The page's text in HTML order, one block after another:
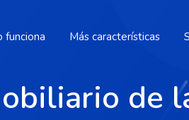
funciona Más características
de